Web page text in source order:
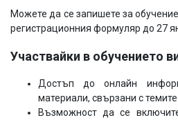
Можете да се запишете за
регистрационния формуляр до 27
Участвайки в обучението
Достъп до онлайн
материали, свързани с темите
Възможност да се